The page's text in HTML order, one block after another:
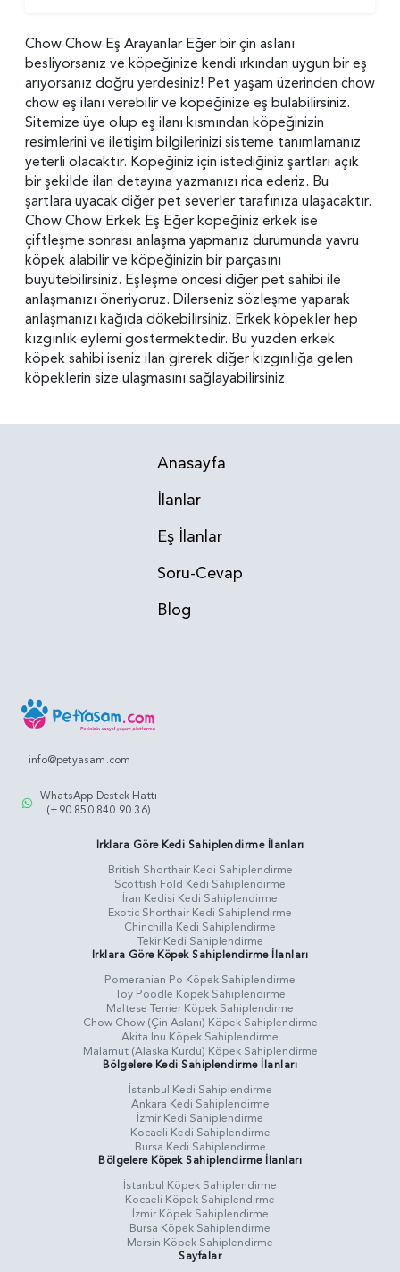
Chow Chow Eş Arayanlar Eğer bir çin aslanı
besliyorsanız ve köpeğinize kendi ırkından uygun bir eş
arıyorsanız doğru yerdesiniz! Pet yaşam üzerinden chow
chow eş ilanı verebilir ve köpeğinize eş bulabilirsiniz.
Sitemize üye olup eş ilanı kısmından köpeğinizin
resimlerini ve iletişim bilgilerinizi sisteme tanımlamanız
yeterli olacaktır. Köpeğiniz için istediğiniz şartları açık
bir şekilde ilan detayına yazmanızı rica ederiz. Bu
şartlara uyacak diğer pet severler tarafınıza ulaşacaktır.
Chow Chow Erkek Eş Eğer köpeğiniz erkek ise
çiftleşme sonrası anlaşma yapmanız durumunda yavru
köpek alabilir ve köpeğinizin bir parçasını
büyütebilirsiniz. Eşleşme öncesi diğer pet sahibi ile
anlaşmanızı öneriyoruz. Dilerseniz sözleşme yaparak
anlaşmanızı kağıda dökebilirsiniz. Erkek köpekler hep
kızgınlık eylemi göstermektedir. Bu yüzden erkek
köpek sahibi iseniz ilan girerek diğer kızgınlığa gelen
köpeklerin size ulaşmasını sağlayabilirsiniz.
Anasayfa
İlanlar
Eş İlanlar
Soru-Cevap
Blog
info@petyasam.com
WhatsApp Destek Hattı
(+90 850 840 90 36)
Irklara Göre Kedi Sahiplendirme İlanları
British Shorthair Kedi Sahiplendirme
Scottish Fold Kedi Sahiplendirme
İran Kedisi Kedi Sahiplendirme
Exotic Shorthair Kedi Sahiplendirme
Chinchilla Kedi Sahiplendirme
Tekir Kedi Sahiplendirme
Irklara Göre Köpek Sahiplendirme İlanları
Pomeranian Po Köpek Sahiplendirme
Toy Poodle Köpek Sahiplendirme
Maltese Terrier Köpek Sahiplendirme
Chow Chow (Çin Aslanı) Köpek Sahiplendirme
Akita Inu Köpek Sahiplendirme
Malamut (Alaska Kurdu) Köpek Sahiplendirme
Bölgelere Kedi Sahiplendirme İlanları
İstanbul Kedi Sahiplendirme
Ankara Kedi Sahiplendirme
İzmir Kedi Sahiplendirme
Kocaeli Kedi Sahiplendirme
Bursa Kedi Sahiplendirme
Bölgelere Köpek Sahiplendirme İlanları
İstanbul Köpek Sahiplendirme
Kocaeli Köpek Sahiplendirme
İzmir Köpek Sahiplendirme
Bursa Köpek Sahiplendirme
Mersin Köpek Sahiplendirme
Sayfalar